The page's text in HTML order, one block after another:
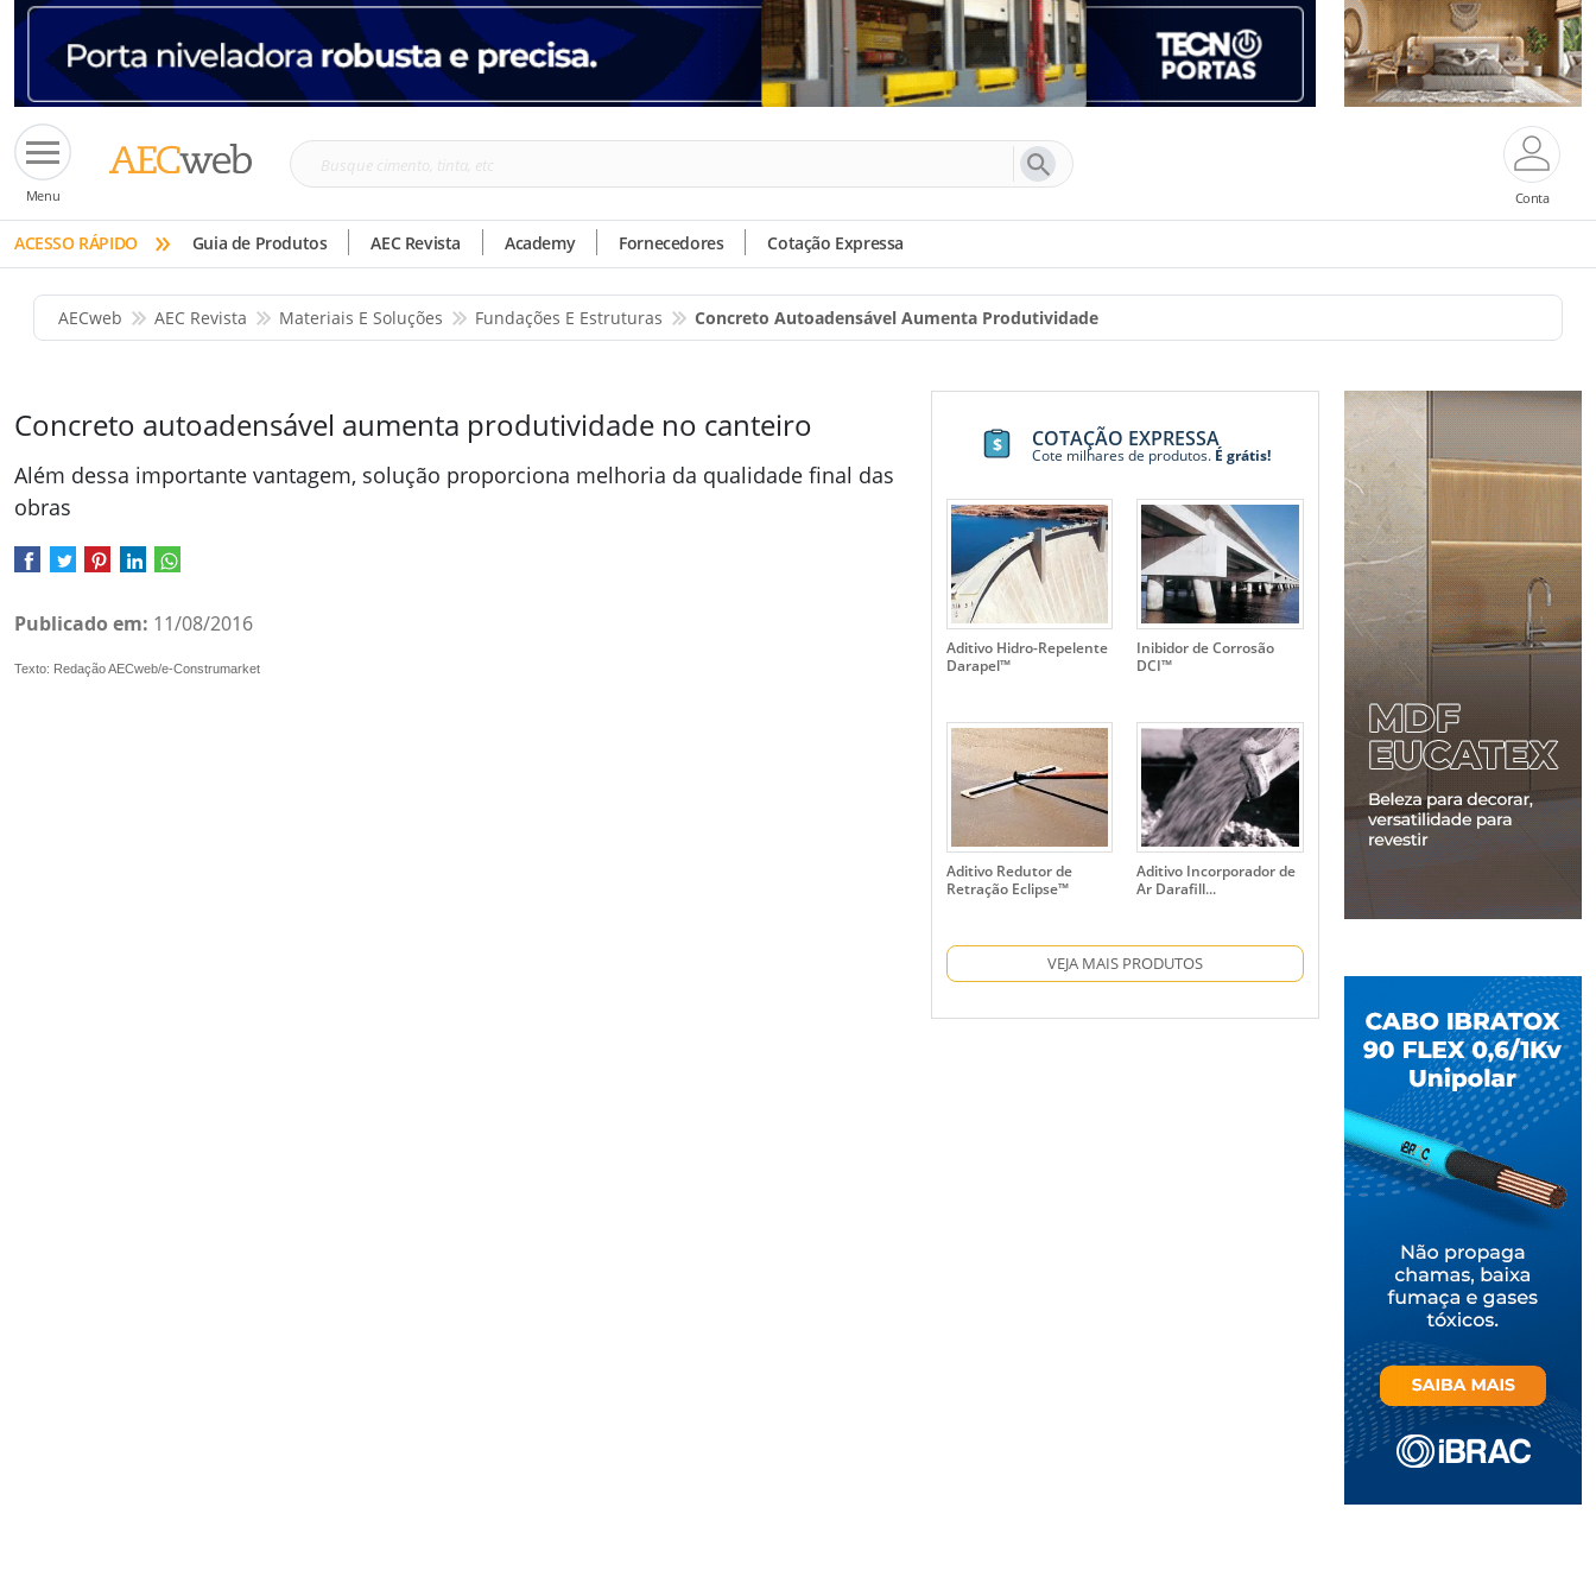
Menu
Busque
tinta,
etc
Conta
ACESSO RÁPIDO » Guia de Produtos AEC Revista Academy Fornecedores Cotação Expressa
AECweb AEC Revista Materiais E Soluções Fundações E Estruturas Concreto Autoadensável Aumenta Produtividade
Concreto autoadensável aumenta produtividade no canteiro
Além dessa importante vantagem, solução proporciona melhoria da qualidade final das
obras
Publicado em: 11/08/2016
Texto: Redação AECweb/e-Construmarket
COTAÇÃO EXPRESSA
Cote milhares de produtos.É grátis!
Aditivo Hidro-Repelente
Darapel™
Inibidor de Corrosão
DCI™
Aditivo Redutor de
Retração Eclipse™
Aditivo Incorporador de
Ar Darafill...
VEJA MAIS PRODUTOS